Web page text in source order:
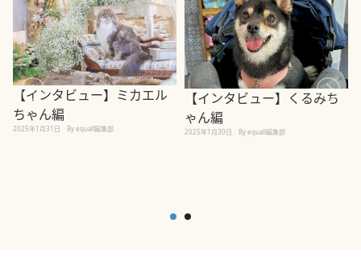
【インタビュー】ミカエル
ちゃん編
2025年1月31日 By equall編集部
【インタビュー】くるみち
ゃん編
2025年1月30日 By equall編集部